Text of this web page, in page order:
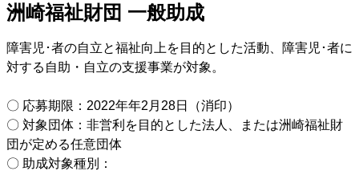
洲崎福祉財団 一般助成
障害児･者の自立と福祉向上を目的とした活動、障害児･者に
対する自助・自立の支援事業が対象。
〇 応募期限：2022年年2月28日（消印）
〇 対象団体：非営利を目的とした法人、または洲崎福祉財
団が定める任意団体
〇 助成対象種別：